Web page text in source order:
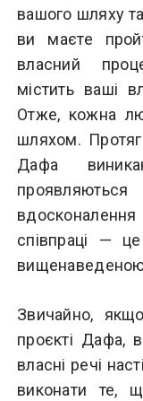
вашого шляху
ви маєте
власний
містить ваші
Отже, кожна
шляхом.
Дафа
співпраці —
Звичайно,
проєкті Дафа,
власні речі
виконати те,